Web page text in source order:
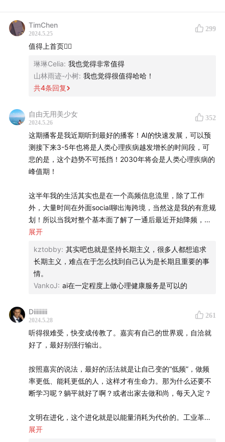
界有更清晰客观的认知，之后在后半段的内容里你会听到
我和他围绕 AI、人、生命力展开的问答讨论，包括如何理
解一个人的生命力、如何变成一个更“好”的人取得更“好”的
结果等等。
相信这会是一期能超出 AI，并为每个人的人生带来更广泛
最后，我们的 AI 私董会也在持续报名中，目前已经聚集
了一批市场上最好的 AI 创始人，欢迎点击链接报名（里
面也有目前已加入的成员名单，可点击查看）
导游：曲凯，42章经创始人
1 号珍藏：
猛的人 | 对谈绿洲资本合伙人张津剑 )
时光机】
Part 1 单人演讲 《投资中的低频与高频》
2:212024：世界变难了&时间变快了
11:16每一次科技革命都是一次频率的跃迁
TimChen
2024.5.25
299
值得上首页👍🏻
琳琳Celia: 我也觉得非常值得
山林雨迹-小树: 我也觉得很值得哈哈！
共4条回复
自由无用美少女
2024.5.26
352
这期播客是我近期听到最好的播客！AI的快速发展，可以预
测接下来3-5年也将是人类心理疾病越发增长的时间段，可
悲的是，这个趋势不可抵挡！2030年将会是人类心理疾病的
峰值期！
这半年我的生活其实也是在一个高频信息流里，除了工作
外，大量时间在外面social聊出海跨境，当然这是我的有意规
划！所以当我对整个基本面了解了一通后最近开始降频，回
归到自我，减少社交时间！
我很认同张津剑说的：人类无法在高频信息流里取胜，毕竟
谁也干不过AI，那就把自己的频率降下去，找到生命跃迁的
低频信号，而这些信号可能能让你穿越十年百年的周期，而
不是在高频里一天两天就在不断变化，可是人不是机器，人
而如何找到呢？他说是生命力，于我而言，也是生命力，好
奇心和创造力是最能展现生命力的部分！我也相信，当我专
时候，我也将能穿越生命的周期，跨越时间的长河！还有一
点是，想死而生的勇气！
展开
kztobby: 其实吧也就是坚持长期主义，很多人都想追求
长期主义，难点在于怎么找到自己认为是长期且重要的事
情。
VankoJ: ai在一定程度上做心理健康服务是可以的
Diiiiiiiii
2024.5.28
261
听得很难受，快变成传教了。嘉宾有自己的世界观，自洽就
好了，最好别强行输出。
按照嘉宾的说法，最好的活法就是让自己变的“低频”，做频
率更低、能耗更低的人，这样才有生命力。那为什么还要不
断学习呢？躺平就好了啊？或者出家去做和尚，每天入定？
文明在进化，这个进化就是以能量消耗为代价的。工业革命
之前上千年的时间里，人均能量消耗都是持平的，社会没有
展开